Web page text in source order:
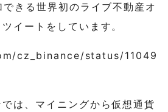
きる世界初のライブ不動産オ
イートをしています。
cz_binance/status/11049
は、マイニングから仮想通貨